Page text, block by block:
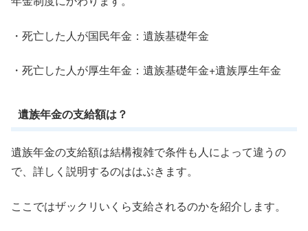
・死亡した人が国民年金：遺族基礎年金
・死亡した人が厚生年金：遺族基礎年金+遺族厚生年金
遺族年金の支給額は？
遺族年金の支給額は結構複雑で条件も人によって違うの
で、詳しく説明するのははぶきます。
ここではザックリいくら支給されるのかを紹介します。